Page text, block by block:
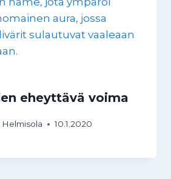
eheyttävä voima
Helmisola 10.1.2020